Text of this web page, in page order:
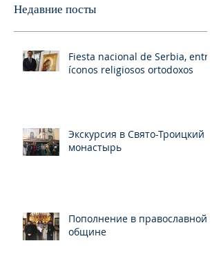
Недавние посты
Fiesta nacional de Serbia, entre
íconos religiosos ortodoxos
Экскурсия в Свято-Троицкий
монастырь
Пополнение в православной
общине